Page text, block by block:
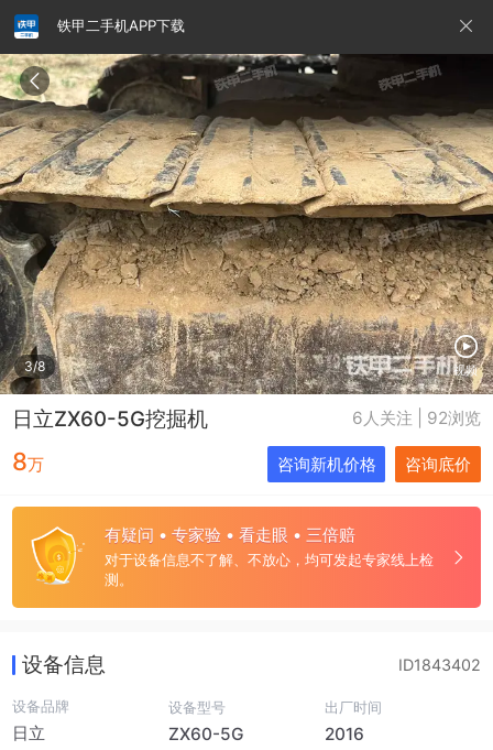
铁甲二手机APP下载
3/8 视频
日立ZX60-5G挖掘机 6人关注 | 92浏览
8万 咨询新机价格 咨询底价
有疑问 • 专家验 • 看走眼 • 三倍赔
对于设备信息不了解、不放心，均可发起专家线上检
测。
请输入手机号
提
交
即
表
示
您
同
意
《隐
私
政
策》
设备信息 ID1843402
设备品牌
日立
设备型号
ZX60-5G
出厂时间
2016
铁甲龙总部 4000099032 认证经纪人